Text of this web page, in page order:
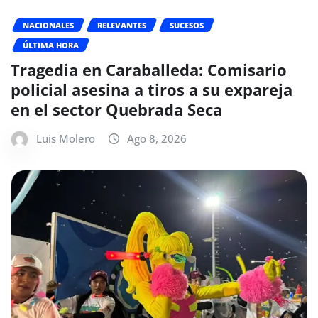
NACIONALES RELEVANTES
SUCESOS
ÚLTIMA HORA
Tragedia en Caraballeda: Comisario
policial asesina a tiros a su expareja
en el sector Quebrada Seca
Luis Molero Ago 8, 2026